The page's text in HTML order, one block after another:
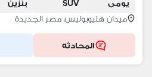
يومى
SUV
بنزين
ميدان هليوبوليس، مصر الجديدة
المحادثه